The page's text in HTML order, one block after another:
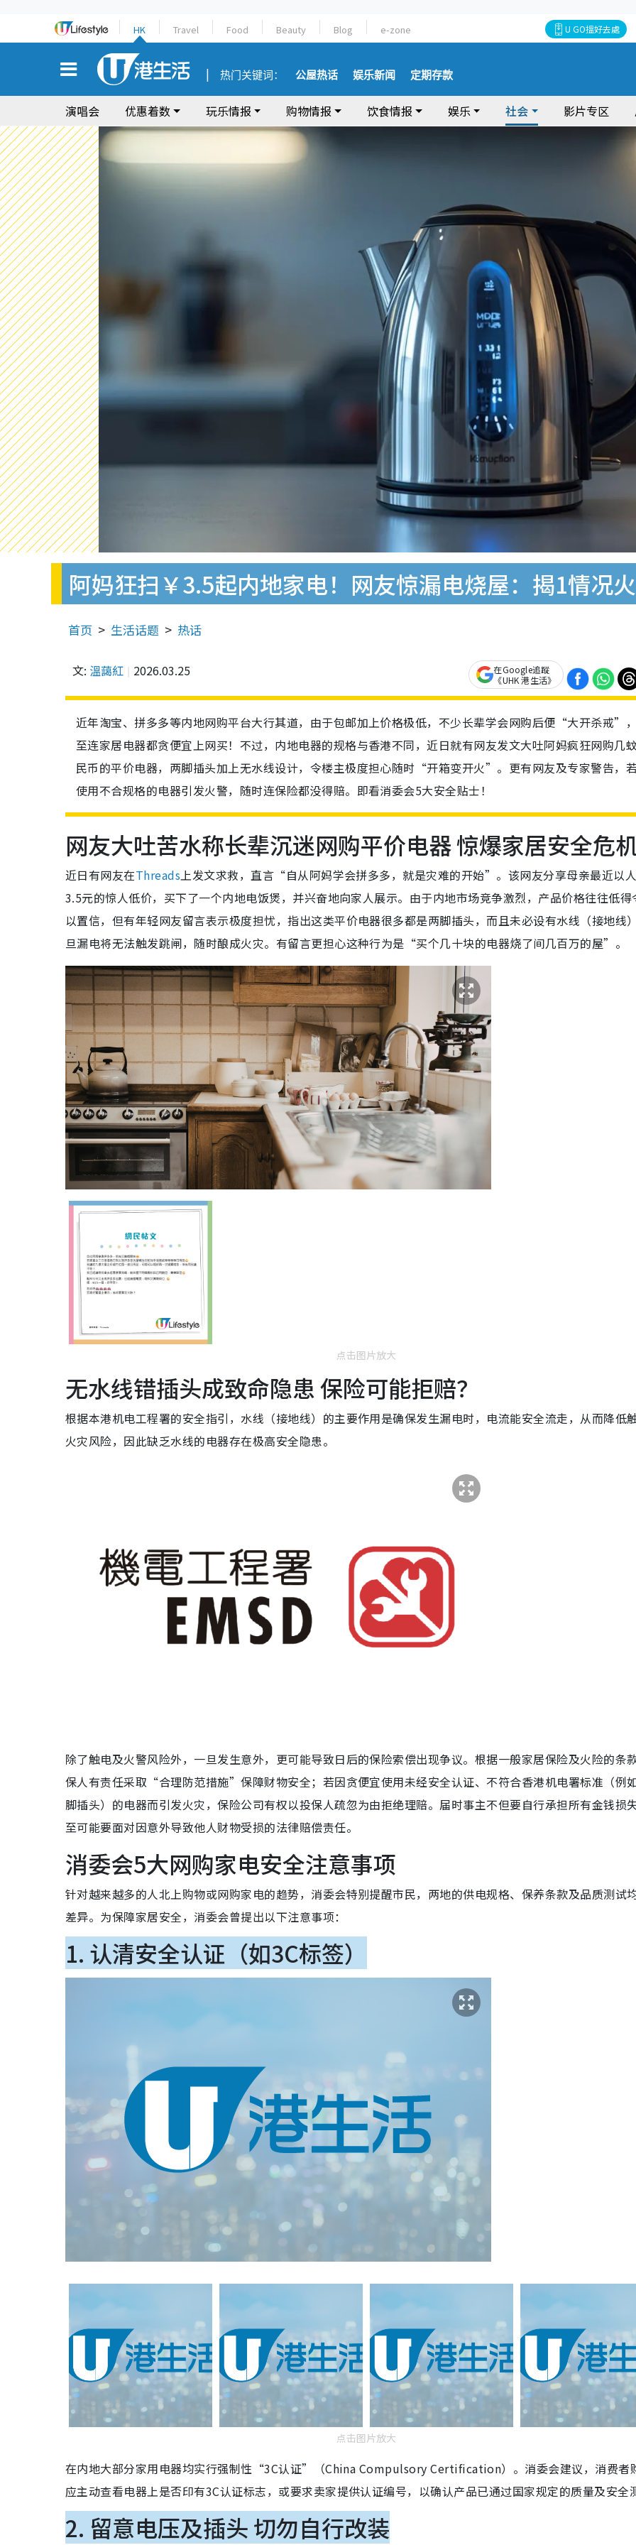
HK Travel Food Beauty Blog e-zone U GO搵好去處
热门关键词： 公屋热话 娱乐新闻 定期存款
演唱会 优惠着数 玩乐情报 购物情报 饮食情报 娱乐 社会 影片专区
阿妈狂扫￥3.5起内地家电！网友惊漏电烧屋：揭1情况
首页 生活话题 热话
文: 溫藹紅 2026.03.25
在Google追蹤
《UHK 港生活》
近年淘宝、拼多多等内地网购平台大行其道，由于包邮加上价格极低，不少长辈学会网购后便“大开杀戒”
至连家居电器都贪便宜上网买！不过，内地电器的规格与香港不同，近日就有网友发文大吐阿妈疯狂网购几
民币的平价电器，两脚插头加上无水线设计，令楼主极度担心随时“开箱变开火”。更有网友及专家警告，
使用不合规格的电器引发火警，随时连保险都没得赔。即看消委会5大安全贴士！
网友大吐苦水称长辈沉迷网购平价电器 惊爆家居安全危
近日有网友在Threads上发文求救，直言“自从阿妈学会拼多多，就是灾难的开始”。该网友分享母亲最近以
3.5元的惊人低价，买下了一个内地电饭煲，并兴奋地向家人展示。由于内地市场竞争激烈，产品价格往往低得
以置信，但有年轻网友留言表示极度担忧，指出这类平价电器很多都是两脚插头，而且未必设有水线（接地线
旦漏电将无法触发跳闸，随时酿成火灾。有留言更担心这种行为是“买个几十块的电器烧了间几百万的屋”。
点击图片放大
无水线错插头成致命隐患 保险可能拒赔？
根据本港机电工程署的安全指引，水线（接地线）的主要作用是确保发生漏电时，电流能安全流走，从而降低
火灾风险，因此缺乏水线的电器存在极高安全隐患。
除了触电及火警风险外，一旦发生意外，更可能导致日后的保险索偿出现争议。根据一般家居保险及火险的条
保人有责任采取“合理防范措施”保障财物安全；若因贪便宜使用未经安全认证、不符合香港机电署标准（例
脚插头）的电器而引发火灾，保险公司有权以投保人疏忽为由拒绝理赔。届时事主不但要自行承担所有金钱损
至可能要面对因意外导致他人财物受损的法律赔偿责任。
消委会5大网购家电安全注意事项
针对越来越多的人北上购物或网购家电的趋势，消委会特别提醒市民，两地的供电规格、保养条款及品质测试
差异。为保障家居安全，消委会曾提出以下注意事项：
1. 认清安全认证（如3C标签）
点击图片放大
在内地大部分家用电器均实行强制性“3C认证”（China Compulsory Certification）。消委会建议，消费者
应主动查看电器上是否印有3C认证标志，或要求卖家提供认证编号，以确认产品已通过国家规定的质量及安全
2. 留意电压及插头 切勿自行改装